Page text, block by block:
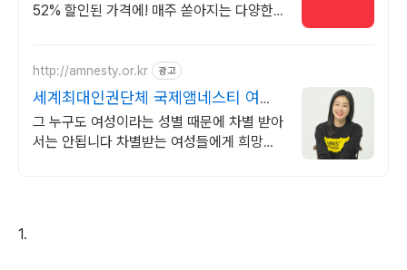
52% 할인된 가격에! 매주 쏟아지는 다양한
http://amnesty.or.kr 광고
세계최대인권단체 국제앰네스티 여성
차별 NO!
그 누구도 여성이라는 성별 때문에 차별 받아
서는 안됩니다 차별받는 여성들에게 희망을
1.